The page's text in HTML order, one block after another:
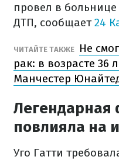
провел в
ДТП, сообщает24
ЧИТАЙТЕ ТАКЖЕ
Не
рак: в возрасте 36
Манчестер
Легендарная
повлияла на
Уго Гатти